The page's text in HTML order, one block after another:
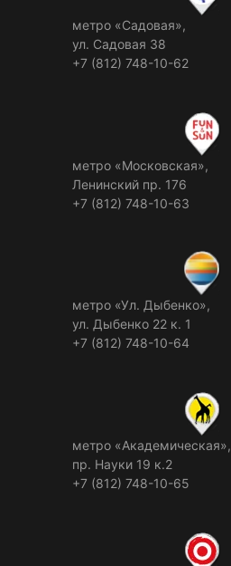
метро «Садовая»,
ул. Садовая 38
+7 (812) 748-10-62
метро «Московская»,
Ленинский пр. 176
+7 (812) 748-10-63
метро «Ул. Дыбенко»,
ул. Дыбенко 22 к. 1
+7 (812) 748-10-64
метро «Академическая»,
пр. Науки 19 к.2
+7 (812) 748-10-65